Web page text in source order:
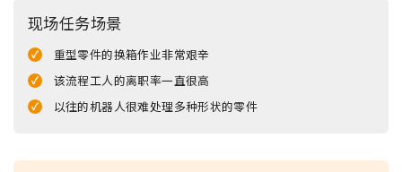
现场任务场景
重型零件的换箱作业非常艰辛
该流程工人的离职率一直很高
以往的机器人很难处理多种形状的零件